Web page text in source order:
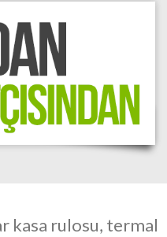
kasa rulosu, termal